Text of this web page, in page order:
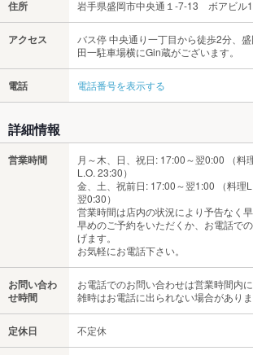
住所 岩手県盛岡市中央通１-7-13 ボアビル
アクセス
バス停 中央通り一丁目から徒歩2分、
田一駐車場横にGin蔵がございます。
電話 電話番号を表示する
詳細情報
営業時間
月～木、日、祝日: 17:00～翌0:00 （料
L.O. 23:30）
金、土、祝前日: 17:00～翌1:00 （料理
翌0:30）
営業時間は店内の状況により予告なく早
早めのご予約をいただくか、お電話で
げます。
お気軽にお電話下さい。
お問い合わ
せ時間
お電話でのお問い合わせは営業時間内
雑時はお電話に出られない場合がありま
定休日 不定休